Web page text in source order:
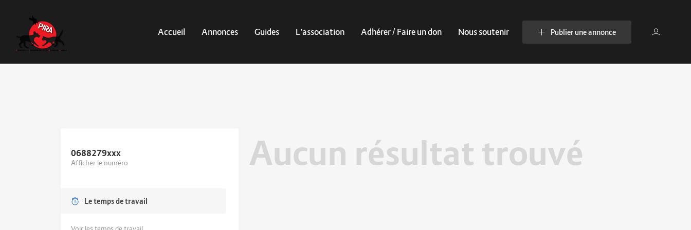
Accueil Annonces Guides L’association Adhérer / Faire un don Nous soutenir Publier une annonce
0688279xxx
Afficher le numéro
Le temps de travail
Aucun résultat trouvé